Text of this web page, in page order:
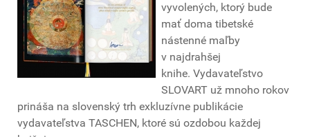
vyvolených, ktorý bude
mať doma tibetské
nástenné maľby
v najdrahšej
knihe. Vydavateľstvo
SLOVART už mnoho rokov
prináša na slovenský trh exkluzívne publikácie
vydavateľstva TASCHEN, ktoré sú ozdobou každej